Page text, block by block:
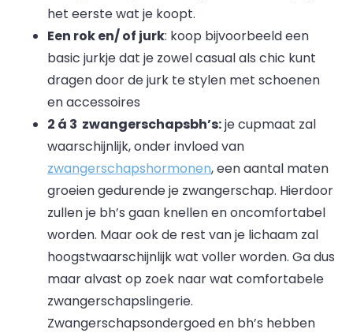
het eerste wat je koopt.
Een rok en/ of jurk: koop bijvoorbeeld een
basic jurkje dat je zowel casual als chic kunt
dragen door de jurk te stylen met schoenen
en accessoires
2 á 3 zwangerschapsbh’s:je cupmaat zal
waarschijnlijk, onder invloed van
zwangerschapshormonen, een aantal maten
groeien gedurende je zwangerschap. Hierdoor
zullen je bh’s gaan knellen en oncomfortabel
worden. Maar ook de rest van je lichaam zal
hoogstwaarschijnlijk wat voller worden. Ga dus
maar alvast op zoek naar wat comfortabele
zwangerschapslingerie.
Zwangerschapsondergoed en bh’s hebben